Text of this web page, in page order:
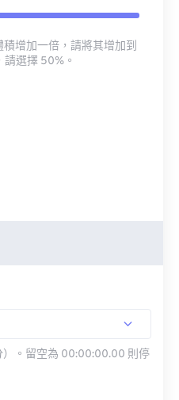
增加一倍，請將其增加到
選擇 50%。
）。留空為 00:00:00.00 則停